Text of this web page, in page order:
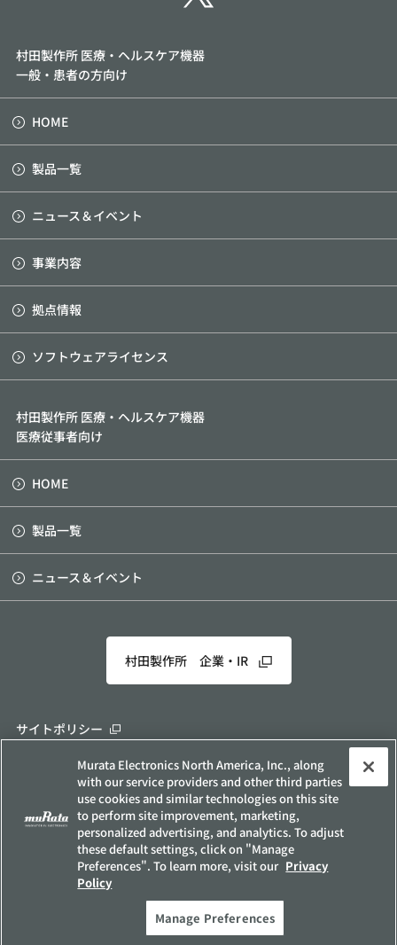
村田製作所 医療・ヘルスケア機器
一般・患者の方向け
HOME
製品一覧
ニュース＆イベント
事業内容
拠点情報
ソフトウェアライセンス
村田製作所 医療・ヘルスケア機器
医療従事者向け
HOME
製品一覧
ニュース＆イベント
村田製作所 企業・IR
サイトポリシー
ソーシャルメディアポリシー
個人情報保護方針
お客様の個人情報の取り扱いについて
他社所有商標について
サイトマップ
Murata Electronics North America, Inc., along
with our service providers and other third parties
use cookies and similar technologies on this site
to perform site improvement, marketing,
personalized advertising, and analytics. To adjust
these default settings, click on "Manage
Preferences". To learn more, visit our Privacy
Policy
Manage Preferences